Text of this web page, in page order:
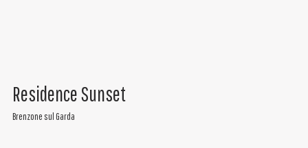
Residence Sunset
Brenzone sul Garda